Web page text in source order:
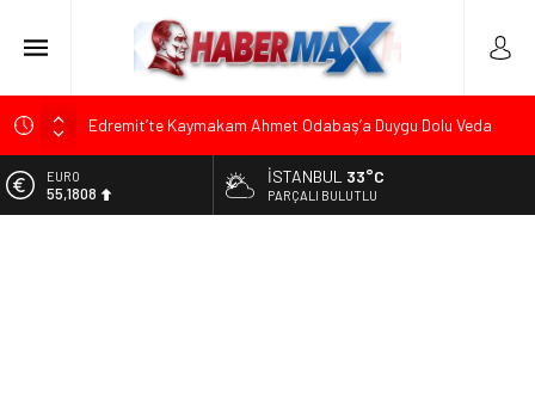
Edremit’te Kaymakam Ahmet Odabaş’a Duygu Dolu Veda
Tarihçi Yusuf Halaçoğlu’ndan TBMM’ye Sunulan Yasa Teklifine
Sert Eleştiri: “Osmanlı’nın Hukuk Anlayışının Gerisine
ALTIN
6.662,82
İSTANBUL 33°C
PARÇALI BULUTLU